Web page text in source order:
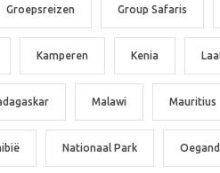
Groepsreizen Group Safaris
Kamperen Kenia
Malawi Mauritius
Nationaal Park